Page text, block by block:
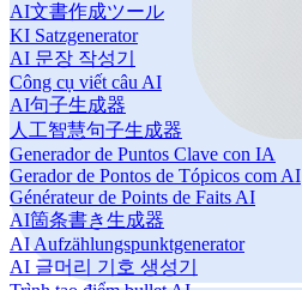
AI文書作成ツール
KI Satzgenerator
AI 문장 작성기
Công cụ viết câu AI
AI句子生成器
人工智慧句子生成器
Generador de Puntos Clave con IA
Gerador de Pontos de Tópicos com AI
Générateur de Points de Faits AI
AI箇条書き生成器
AI Aufzählungspunktgenerator
AI 글머리 기호 생성기